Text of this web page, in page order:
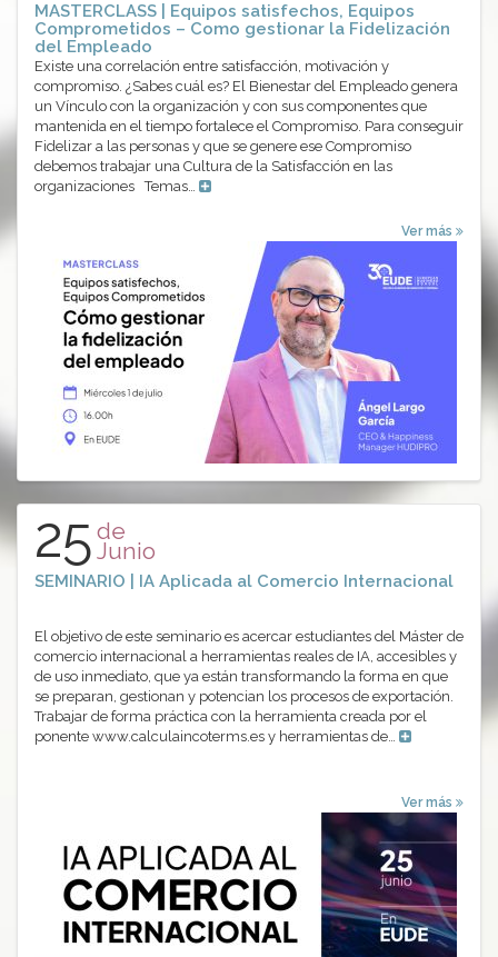
MASTERCLASS | Equipos satisfechos, Equipos
Comprometidos – Como gestionar la Fidelización
del Empleado
Existe una correlación entre satisfacción, motivación y
compromiso. ¿Sabes cuál es? El Bienestar del Empleado genera
un Vínculo con la organización y con sus componentes que
mantenida en el tiempo fortalece el Compromiso. Para conseguir
Fidelizar a las personas y que se genere ese Compromiso
debemos trabajar una Cultura de la Satisfacción en las
organizaciones Temas…
Ver más
25 de
Junio
SEMINARIO | IA Aplicada al Comercio Internacional
El objetivo de este seminario es acercar estudiantes del Máster de
comercio internacional a herramientas reales de IA, accesibles y
de uso inmediato, que ya están transformando la forma en que
se preparan, gestionan y potencian los procesos de exportación.
Trabajar de forma práctica con la herramienta creada por el
ponente www.calculaincoterms.es y herramientas de…
Ver más